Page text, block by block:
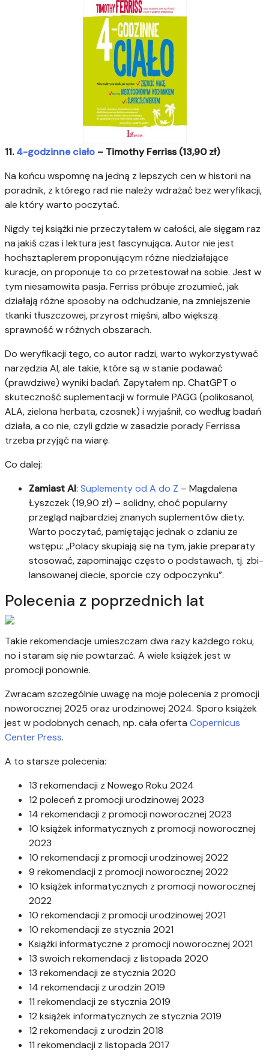
11.4-godzinne ciało – Timothy Ferriss (13,90 zł)
Na końcu wspomnę na jedną z lepszych cen w historii na
poradnik, z którego rad nie należy wdrażać bez weryfikacji,
ale który warto poczytać.
Nigdy tej książki nie przeczytałem w całości, ale sięgam raz
na jakiś czas i lektura jest fascynująca. Autor nie jest
hochsztaplerem proponującym różne niedziałające
kuracje, on proponuje to co przetestował na sobie. Jest w
tym niesamowita pasja. Ferriss próbuje zrozumieć, jak
działają różne sposoby na odchudzanie, na zmniejszenie
tkanki tłuszczowej, przyrost mięśni, albo większą
sprawność w różnych obszarach.
Do weryfikacji tego, co autor radzi, warto wykorzystywać
narzędzia AI, ale takie, które są w stanie podawać
(prawdziwe) wyniki badań. Zapytałem np. ChatGPT o
skuteczność suplementacji w formule PAGG (polikosanol,
ALA, zielona herbata, czosnek) i wyjaśnił, co według badań
działa, a co nie, czyli gdzie w zasadzie porady Ferrissa
trzeba przyjąć na wiarę.
Co dalej:
Zamiast AI: Suplementy od A do Z – Magdalena
Łyszczek (19,90 zł) – solidny, choć popularny
przegląd najbardziej znanych suplementów diety.
Warto poczytać, pamiętając jednak o zdaniu ze
wstępu: „Po­la­cy sku­pia­ją się na tym, ja­kie pre­pa­ra­ty
sto­so­wać, za­po­mi­na­jąc często o pod­sta­wach, tj. zbi­
lan­so­wa­nej die­cie, spo­rcie czy od­po­czyn­ku”.
Polecenia z poprzednich lat
Takie rekomendacje umieszczam dwa razy każdego roku,
no i staram się nie powtarzać. A wiele książek jest w
promocji ponownie.
Zwracam szczególnie uwagę na moje polecenia z promocji
noworocznej 2025 oraz urodzinowej 2024. Sporo książek
jest w podobnych cenach, np. cała oferta Copernicus
Center Press.
A to starsze polecenia:
13 rekomendacji z Nowego Roku 2024
12 poleceń z promocji urodzinowej 2023
14 rekomendacji z promocji noworocznej 2023
10 książek informatycznych z promocji noworocznej
2023
10 rekomendacji z promocji urodzinowej 2022
9 rekomendacji z promocji noworocznej 2022
10 książek informatycznych z promocji noworocznej
2022
10 rekomendacji z promocji urodzinowej 2021
10 rekomendacji ze stycznia 2021
Książki informatyczne z promocji noworocznej 2021
13 swoich rekomendacji z listopada 2020
13 rekomendacji ze stycznia 2020
14 rekomendacji z urodzin 2019
11 rekomendacji ze stycznia 2019
12 książek informatycznych ze stycznia 2019
12 rekomendacji z urodzin 2018
11 rekomendacji z listopada 2017